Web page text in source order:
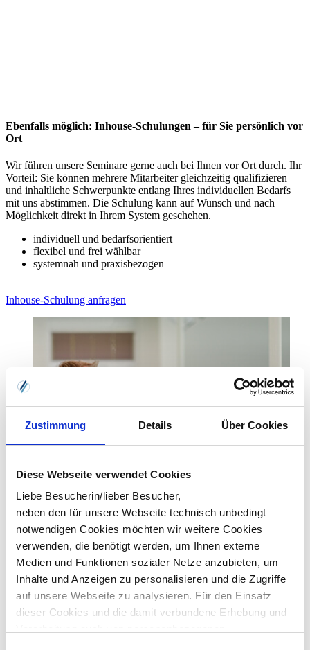
Zustimmung Details Über Cookies
Diese Webseite verwendet Cookies
Liebe Besucherin/lieber Besucher,
neben den für unsere Webseite technisch unbedingt
notwendigen Cookies möchten wir weitere Cookies
verwenden, die benötigt werden, um Ihnen externe
Medien und Funktionen sozialer Netze anzubieten, um
Inhalte und Anzeigen zu personalisieren und die Zugriffe
auf unsere Webseite zu analysieren. Für den Einsatz
dieser Cookies und die damit verbundene Erhebung und
Ebenfalls möglich: Inhouse-Schulungen – für Sie persönlich vor
Ort
Wir führen unsere Seminare gerne auch bei Ihnen vor Ort durch. Ihr
Vorteil: Sie können mehrere Mitarbeiter gleichzeitig qualifizieren
und inhaltliche Schwerpunkte entlang Ihres individuellen Bedarfs
mit uns abstimmen. Die Schulung kann auf Wunsch und nach
Möglichkeit direkt in Ihrem System geschehen.
individuell und bedarfsorientiert
flexibel und frei wählbar
systemnah und praxisbezogen
Inhouse-Schulung anfragen